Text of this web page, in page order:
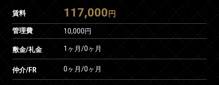
賃料 117,000 円
管理費 10,000円
敷金/礼金 1ヶ月/0ヶ月
仲介/FR 0ヶ月/0ヶ月